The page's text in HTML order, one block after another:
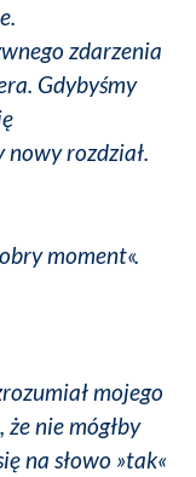
zdarzenia
Gdybyśmy
rozdział.
moment«.
mojego
nie mógłby
na słowo »tak«